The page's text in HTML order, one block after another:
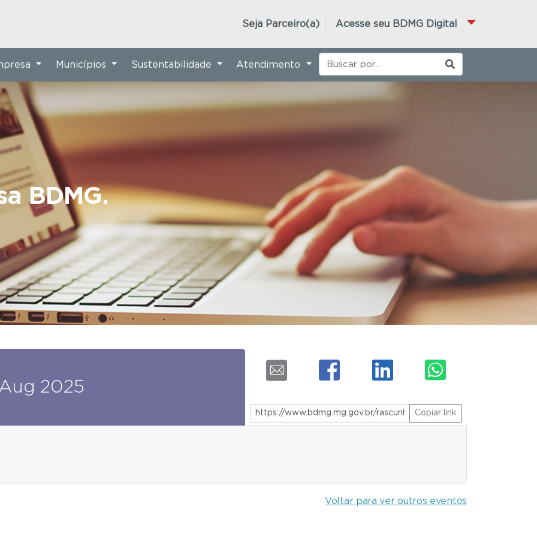
Acesse seu BDMG Digital
Seja Parceiro(a)
BDMG.
Municípios Sustentabilidade Atendimento
2025
Copiar link
Voltar para ver outros eventos